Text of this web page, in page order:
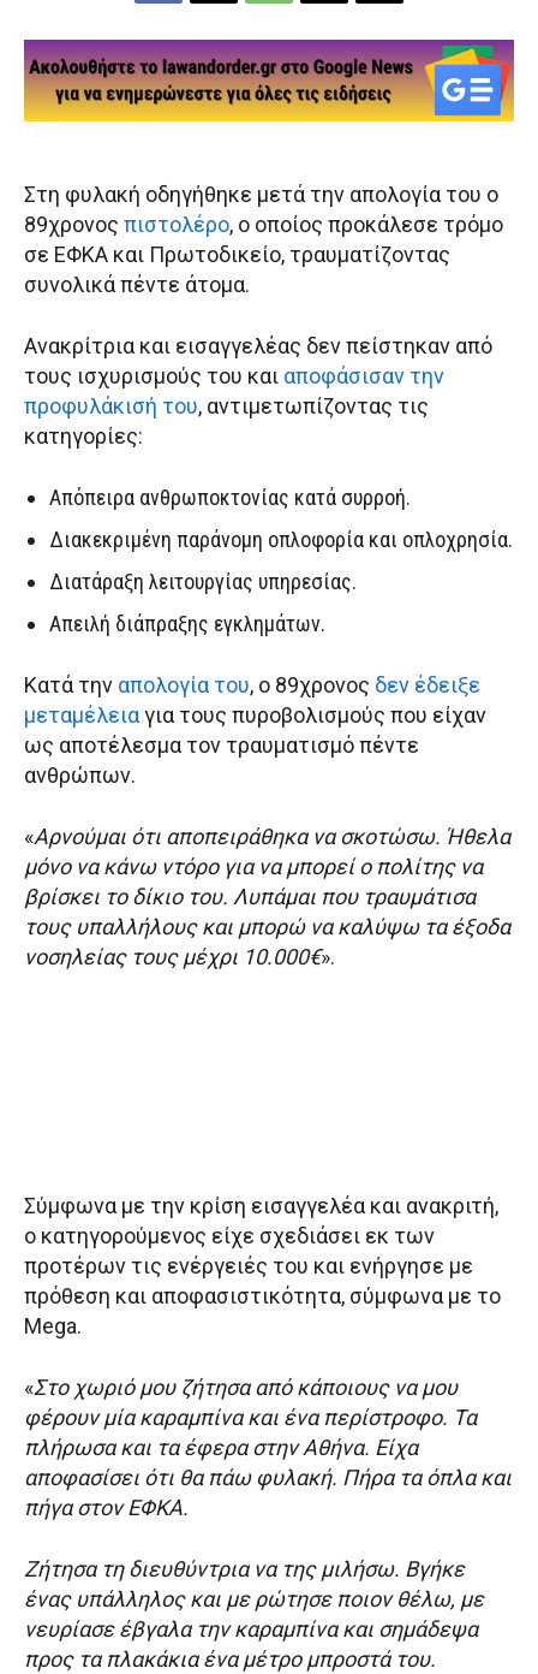
Στη φυλακή οδηγήθηκε μετά την απολογία του ο
89χρονος πιστολέρο, ο οποίος προκάλεσε τρόμο
σε ΕΦΚΑ και Πρωτοδικείο, τραυματίζοντας
συνολικά πέντε άτομα.
Ανακρίτρια και εισαγγελέας δεν πείστηκαν από
τους ισχυρισμούς του και αποφάσισαν την
προφυλάκισή του, αντιμετωπίζοντας τις
κατηγορίες:
Απόπειρα ανθρωποκτονίας κατά συρροή.
Διακεκριμένη παράνομη οπλοφορία και οπλοχρησία.
Διατάραξη λειτουργίας υπηρεσίας.
Απειλή διάπραξης εγκλημάτων.
Κατά την απολογία του, ο 89χρονος δεν έδειξε
μεταμέλειαγια τους πυροβολισμούς που είχαν
ως αποτέλεσμα τον τραυματισμό πέντε
ανθρώπων.
«Αρνούμαι ότι αποπειράθηκα να σκοτώσω. Ήθελα
μόνο να κάνω ντόρο για να μπορεί ο πολίτης να
βρίσκει το δίκιο του. Λυπάμαι που τραυμάτισα
τους υπαλλήλους και μπορώ να καλύψω τα έξοδα
νοσηλείας τους μέχρι 10.000€».
Σύμφωνα με την κρίση εισαγγελέα και ανακριτή,
ο κατηγορούμενος είχε σχεδιάσει εκ των
προτέρων τις ενέργειές του και ενήργησε με
πρόθεση και αποφασιστικότητα, σύμφωνα με το
Mega.
«Στο χωριό μου ζήτησα από κάποιους να μου
φέρουν μία καραμπίνα και ένα περίστροφο. Τα
πλήρωσα και τα έφερα στην Αθήνα. Είχα
αποφασίσει ότι θα πάω φυλακή. Πήρα τα όπλα και
πήγα στον ΕΦΚΑ.
Ζήτησα τη διευθύντρια να της μιλήσω. Βγήκε
ένας υπάλληλος και με ρώτησε ποιον θέλω, με
νευρίασε έβγαλα την καραμπίνα και σημάδεψα
προς τα πλακάκια ένα μέτρο μπροστά του.